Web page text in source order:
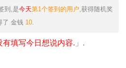
到,是今天第1个签到的用户,获得随机奖
了 金钱 10.
有填写今日想说内容. 」.